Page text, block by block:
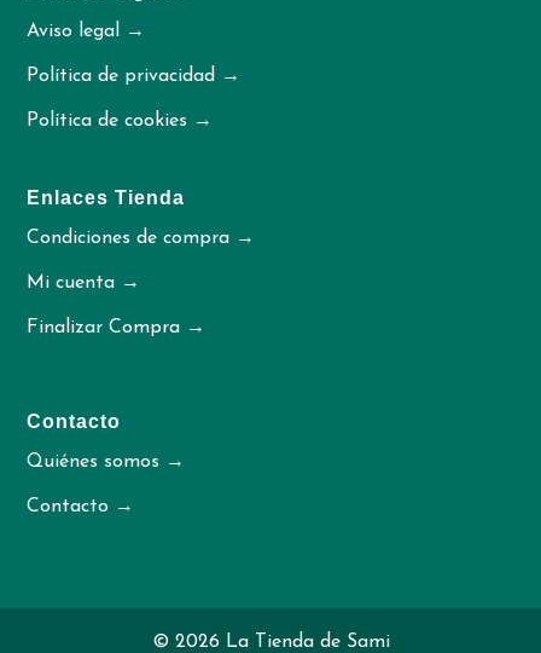
Aviso legal →
Política de privacidad →
Política de cookies →
Enlaces Tienda
Condiciones de compra →
Mi cuenta →
Finalizar Compra →
Contacto
Quiénes somos →
Contacto →
© 2026 La Tienda de Sami